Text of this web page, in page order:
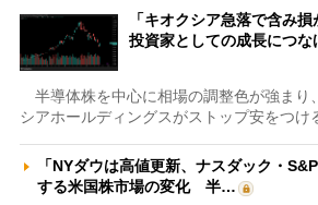
「キオクシア急落で含み
投資家としての成長につ
半導体株を中心に相場の調整色が強まり
シアホールディングスがストップ安をつけ
「NYダウは高値更新、ナスダック・
する米国株市場の変化 半…